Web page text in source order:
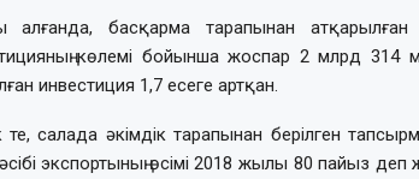
алғанда, басқарма тарапынан
көлемі бойынша жоспар 2 млрд 314
инвестиция 1,7 есеге артқан.
те, салада әкімдік тарапынан берілген
экспортының өсімі 2018 жылы 80 пайыз